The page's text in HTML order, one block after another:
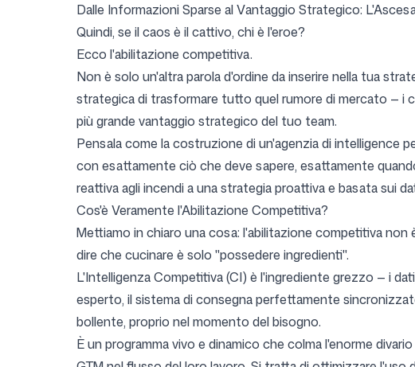
Dalle Informazioni Sparse al Vantaggio Strategico:
Quindi, se il caos è il cattivo, chi è l'eroe?
Ecco l'abilitazione competitiva.
Non è solo un'altra parola d'ordine da inserire nella tua
strategica di trasformare tutto quel rumore di mercato — i
più grande vantaggio strategico del tuo team.
Pensala come la costruzione di un'agenzia di intelligence
con esattamente ciò che deve sapere, esattamente
reattiva agli incendi a una strategia proattiva e basata sui
Cos'è Veramente l'Abilitazione Competitiva?
Mettiamo in chiaro una cosa: l'abilitazione competitiva
dire che cucinare è solo "possedere ingredienti".
L'Intelligenza Competitiva (CI) è l'ingrediente grezzo — i
esperto, il sistema di consegna perfettamente
bollente, proprio nel momento del bisogno.
È un programma vivo e dinamico che colma l'enorme